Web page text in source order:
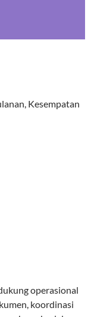
Kesempatan
operasional
koordinasi